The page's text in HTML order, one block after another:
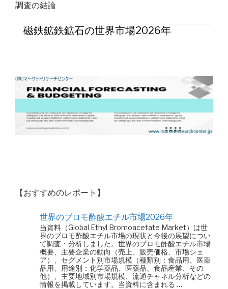
調査の結論
磁鉄鉱鉄鉱石の世界市場2026年
【おすすめのレポート】
世界のブロモ酢酸エチル市場2026年
当資料（Global Ethyl Bromoacetate Market）は世
界のブロモ酢酸エチル市場の現状と今後の展望につい
て調査・分析しました。世界のブロモ酢酸エチル市場
概要、主要企業の動向（売上、販売価格、市場シェ
ア）、セグメント別市場規模（種類別：食品用、医薬
品用、用途別：化学薬品、医薬品、食品産業、その
他）、主要地域別市場規模、流通チャネル分析などの
情報を掲載しています。当資料に含まれる …